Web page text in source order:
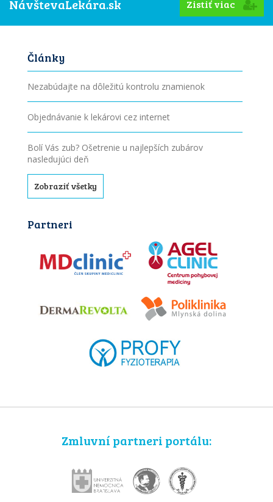
NávštevaLekára.sk
Zistiť viac
Články
Nezabúdajte na dôležitú kontrolu znamienok
Objednávanie k lekárovi cez internet
Bolí Vás zub? Ošetrenie u najlepších zubárov
nasledujúci deň
Zobraziť všetky
Partneri
Zmluvní partneri portálu: